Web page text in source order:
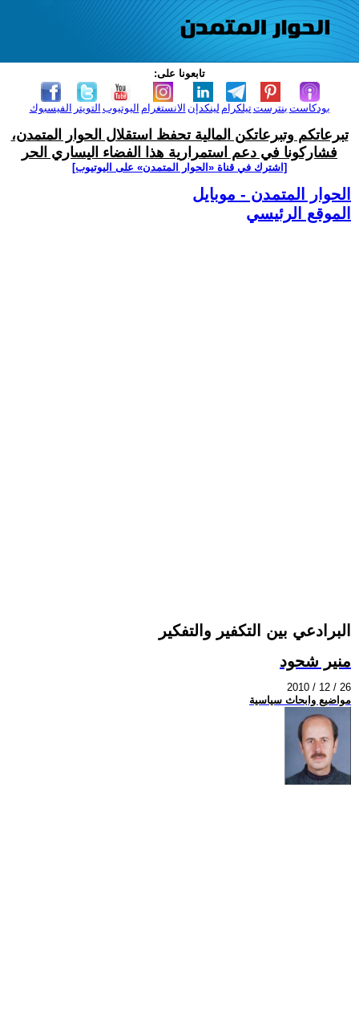
تابعونا على:
الفيسبوك التويتر اليوتيوب الانستغرام لينكدإن تيلكرامبنترست بودكاست
تبرعاتكم وتبرعاتكن المالية تحفظ استقلال الحوار المتمدن،
فشاركونا في دعم استمرارية هذا الفضاء اليساري الحر
[اشترك في قناة ‫«الحوار المتمدن» على اليوتيوب]
الحوار المتمدن - موبايل
الموقع الرئيسي
البرادعي بين التكفير والتفكير
منير شحود
2010 / 12 / 26
مواضيع وابحاث سياسية